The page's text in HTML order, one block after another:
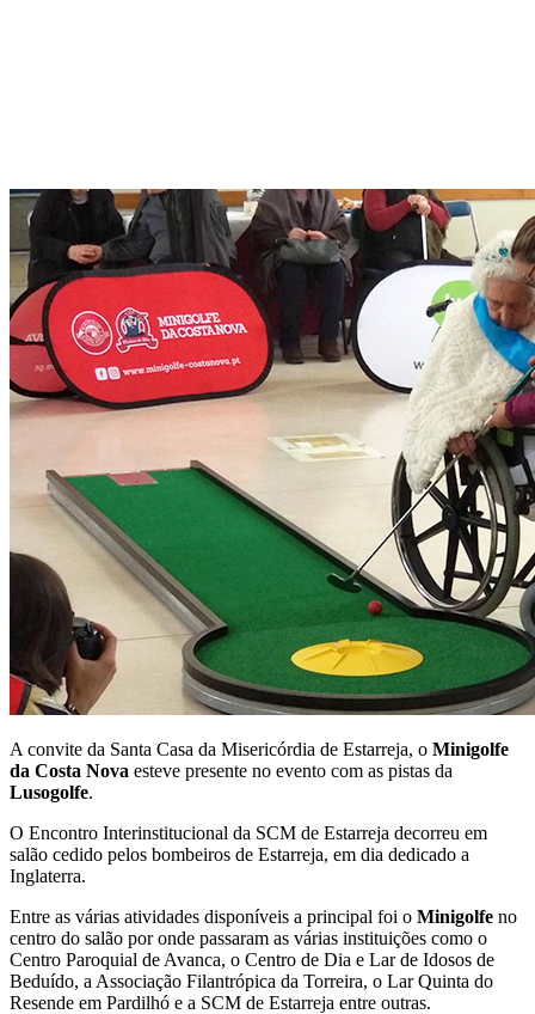
A convite da Santa Casa da Misericórdia de Estarreja, o Minigolfe
da Costa Nova esteve presente no evento com as pistas da
Lusogolfe.
O Encontro Interinstitucional da SCM de Estarreja decorreu em
salão cedido pelos bombeiros de Estarreja, em dia dedicado a
Inglaterra.
Entre as várias atividades disponíveis a principal foi o Minigolfe no
centro do salão por onde passaram as várias instituições como o
Centro Paroquial de Avanca, o Centro de Dia e Lar de Idosos de
Beduído, a Associação Filantrópica da Torreira, o Lar Quinta do
Resende em Pardilhó e a SCM de Estarreja entre outras.